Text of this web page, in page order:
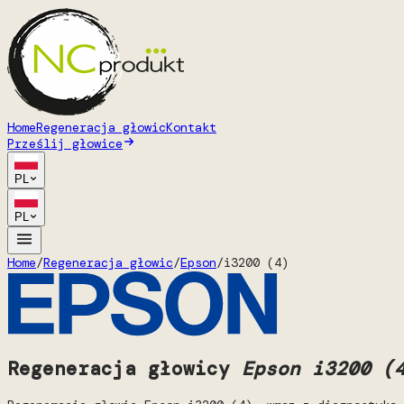
HomeRegeneracja głowicKontakt
Prześlij głowice
PL
PL
Home/Regeneracja głowic/Epson/i3200 (4)
Regeneracja głowicy Epson i3200